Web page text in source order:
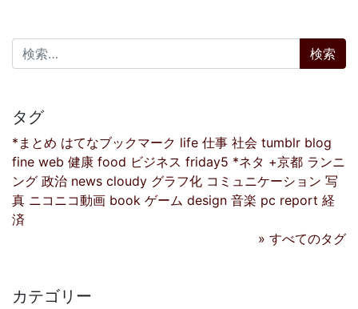
検索:
タグ
*まとめ はてなブックマーク life 仕事 社会 tumblr blog
fine web 健康 food ビジネス friday5 *ネタ +京都 ランニ
ング 政治 news cloudy グラフ化 コミュニケーション 写
真 ニコニコ動画 book ゲーム design 音楽 pc report 経
済
» すべてのタグ
カテゴリー